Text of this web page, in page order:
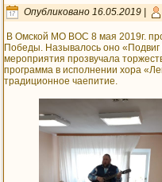
Опубликовано 16.05.2019 |
В Омской МО ВОС 8 мая 2019г.
Победы. Называлось оно
мероприятия прозвучала
программа в исполнении хора
традиционное чаепитие.